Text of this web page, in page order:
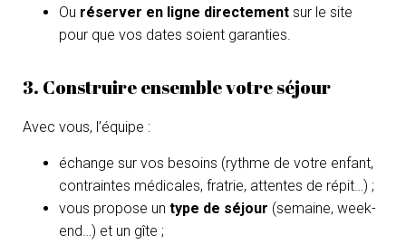
Ou réserver en ligne directement sur le site
pour que vos dates soient garanties.
3. Construire ensemble votre séjour
Avec vous, l’équipe :
échange sur vos besoins (rythme de votre enfant,
contraintes médicales, fratrie, attentes de répit…) ;
vous propose un type de séjour (semaine, week-
end…) et un gîte ;